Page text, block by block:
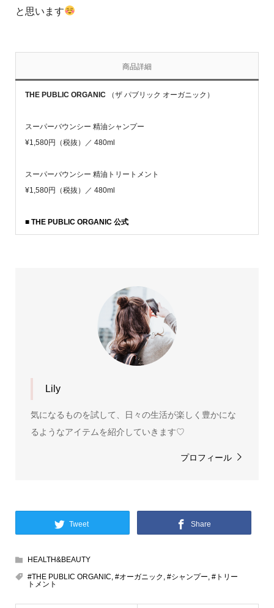
と思います
商品詳細
THE PUBLIC ORGANIC（ザ パブリック オーガニック）
スーパーバウンシー 精油シャンプー
¥1,580円（税抜）／ 480ml
スーパーバウンシー 精油トリートメント
¥1,580円（税抜）／ 480ml
■ THE PUBLIC ORGANIC 公式
Lily
気になるものを試して、日々の生活が楽しく豊かにな
るようなアイテムを紹介していきます♡
プロフィール
Tweet Share
HEALTH&BEAUTY
#THE PUBLIC ORGANIC, #オーガニック , #シャンプー, #トリー
トメント